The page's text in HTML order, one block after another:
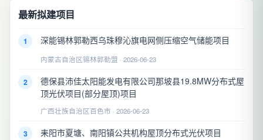
最新拟建项目
1 深能锡林郭勒西乌珠穆沁旗电网侧压缩空气储能项目
内蒙古自治区锡林郭勒盟 · 2026-06-23
2
德保县沛佳太阳能发电有限公司那坡县19.8MW分布式屋
顶光伏项目(部分屋顶)项目
广西壮族自治区百色市 · 2026-06-23
3 耒阳市夏塘、南阳镇公共机构屋顶分布式光伏项目